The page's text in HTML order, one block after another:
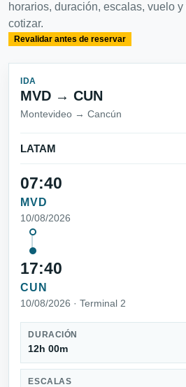
horarios, duración, escalas, vuelo
cotizar.
Revalidar antes de reservar
IDA
MVD → CUN
Montevideo → Cancún
LATAM
07:40
MVD
10/08/2026
17:40
CUN
10/08/2026 · Terminal 2
DURACIÓN
12h 00m
ESCALAS